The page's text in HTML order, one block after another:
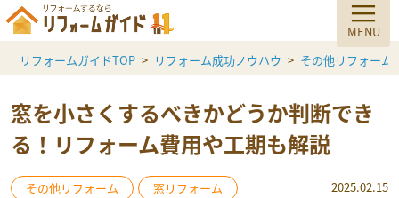
リフォームガイドTOP リフォーム成功ノウハウ その他リフォーム
窓を小さくするべきかどうか判断でき
る！リフォーム費用や工期も解説
その他リフォーム 窓リフォーム 2025.02.15